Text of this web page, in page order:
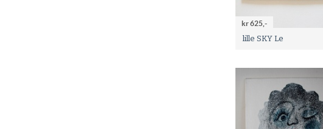
kr 625,-
lille SKY Le